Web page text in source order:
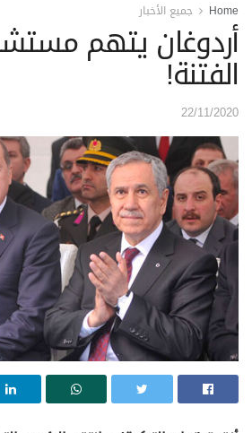
Home جميع الأخبار
أردوغان يتهم
الفتنة!
22/11/2020